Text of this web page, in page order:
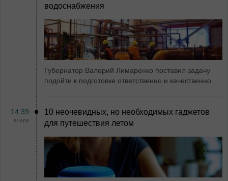
водоснабжения
Губернатор Валерий Лимаренко поставил задачу
подойти к подготовке ответственно и качественно
14:39
вчера
10 неочевидных, но необходимых гаджетов
для путешествия летом